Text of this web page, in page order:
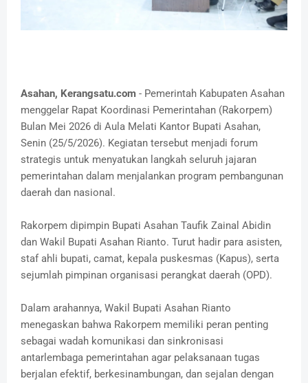
Asahan, Kerangsatu.com - Pemerintah Kabupaten Asahan
menggelar Rapat Koordinasi Pemerintahan (Rakorpem)
Bulan Mei 2026 di Aula Melati Kantor Bupati Asahan,
Senin (25/5/2026). Kegiatan tersebut menjadi forum
strategis untuk menyatukan langkah seluruh jajaran
pemerintahan dalam menjalankan program pembangunan
daerah dan nasional.
Rakorpem dipimpin Bupati Asahan Taufik Zainal Abidin
dan Wakil Bupati Asahan Rianto. Turut hadir para asisten,
staf ahli bupati, camat, kepala puskesmas (Kapus), serta
sejumlah pimpinan organisasi perangkat daerah (OPD).
Dalam arahannya, Wakil Bupati Asahan Rianto
menegaskan bahwa Rakorpem memiliki peran penting
sebagai wadah komunikasi dan sinkronisasi
antarlembaga pemerintahan agar pelaksanaan tugas
berjalan efektif, berkesinambungan, dan sejalan dengan